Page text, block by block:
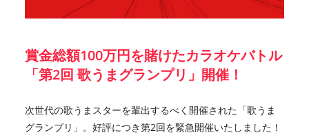
賞金総額100万円を賭けたカラオケバトル
「第2回 歌うまグランプリ」開催！
次世代の歌うまスターを輩出するべく開催された「歌うま
グランプリ」。好評につき第2回を緊急開催いたしました！